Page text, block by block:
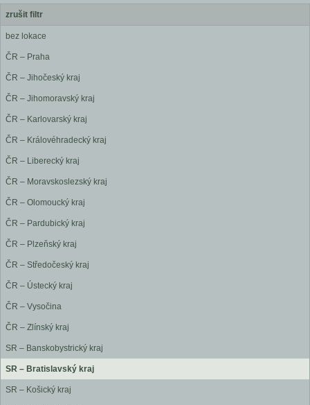
zrušit filtr
bez lokace
ČR – Praha
ČR – Jihočeský kraj
ČR – Jihomoravský kraj
ČR – Karlovarský kraj
ČR – Královéhradecký kraj
ČR – Liberecký kraj
ČR – Moravskoslezský kraj
ČR – Olomoucký kraj
ČR – Pardubický kraj
ČR – Plzeňský kraj
ČR – Středočeský kraj
ČR – Ústecký kraj
ČR – Vysočina
ČR – Zlínský kraj
SR – Banskobystrický kraj
SR – Bratislavský kraj
SR – Košický kraj